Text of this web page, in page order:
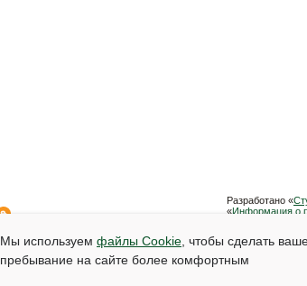
Разработано «
«Информация о
Мы используем файлы Cookie , чтобы сделать
пребывание на сайте более комфортным